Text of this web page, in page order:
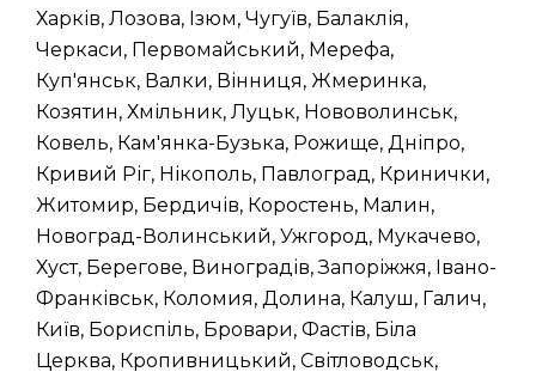
Харків, Лозова, Ізюм, Чугуїв, Балаклія,
Черкаси, Первомайський, Мерефа,
Куп'янськ, Валки, Вінниця, Жмеринка,
Козятин, Хмільник, Луцьк, Нововолинськ,
Ковель, Кам'янка-Бузька, Рожище, Дніпро,
Кривий Ріг, Нікополь, Павлоград, Кринички,
Житомир, Бердичів, Коростень, Малин,
Новоград-Волинський, Ужгород, Мукачево,
Хуст, Берегове, Виноградів, Запоріжжя, Івано-
Франківськ, Коломия, Долина, Калуш, Галич,
Київ, Бориспіль, Бровари, Фастів, Біла
Церква, Кропивницький, Світловодськ,